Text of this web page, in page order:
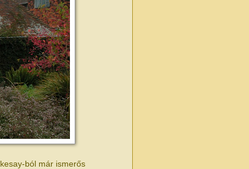
ból már ismerős